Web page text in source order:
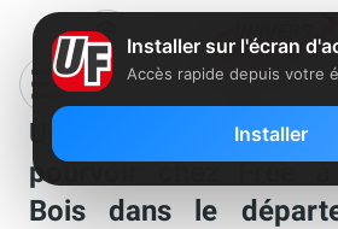
Un poste de manager
pourvoir chez Free à
Bois dans le
Installer sur l'écran
Accès rapide depuis votre
Installer